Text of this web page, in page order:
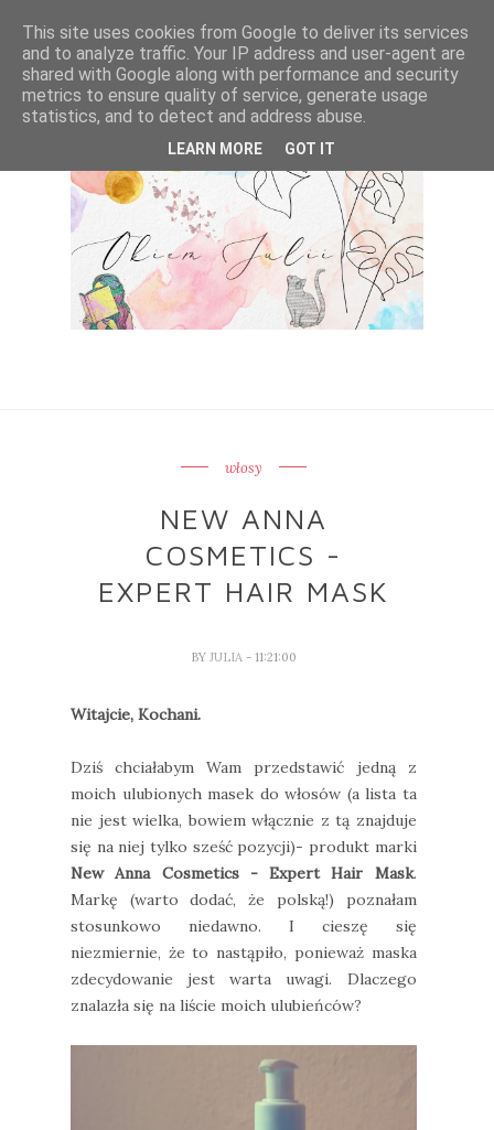
włosy
NEW ANNA
COSMETICS -
EXPERT HAIR MASK
BY JULIA - 11:21:00
Witajcie, Kochani.
Dziś chciałabym Wam przedstawić jedną z
moich ulubionych masek do włosów (a lista ta
nie jest wielka, bowiem włącznie z tą znajduje
się na niej tylko sześć pozycji)- produkt marki
New Anna Cosmetics - Expert Hair Mask.
Markę (warto dodać, że polską!) poznałam
stosunkowo niedawno. I cieszę się
niezmiernie, że to nastąpiło, ponieważ maska
zdecydowanie jest warta uwagi. Dlaczego
znalazła się na liście moich ulubieńców?
This site uses cookies from Google to deliver its services
and to analyze traffic. Your IP address and user-agent are
shared with Google along with performance and security
metrics to ensure quality of service, generate usage
statistics, and to detect and address abuse.
LEARN MORE GOT IT